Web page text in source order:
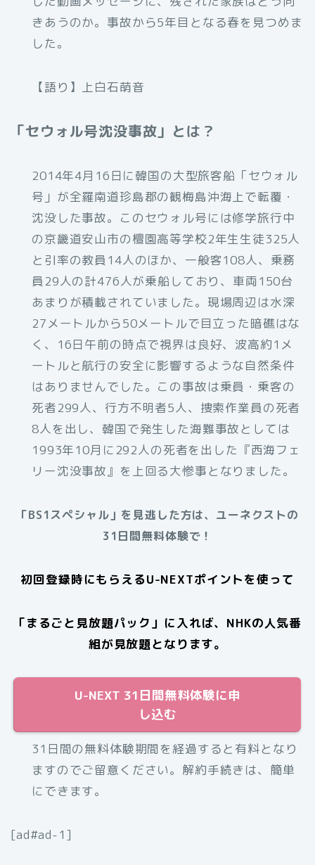
きあうのか。事故から5年目となる春を見つめま
した。
【語り】上白石萌音
「セウォル号沈没事故」とは？
2014年4月16日に韓国の大型旅客船「セウォル
号」が全羅南道珍島郡の観梅島沖海上で転覆・
沈没した事故。このセウォル号には修学旅行中
の京畿道安山市の檀園高等学校2年生生徒325人
と引率の教員14人のほか、一般客108人、乗務
員29人の計476人が乗船しており、車両150台
あまりが積載されていました。現場周辺は水深
27メートルから50メートルで目立った暗礁はな
く、16日午前の時点で視界は良好、波高約1メ
ートルと航行の安全に影響するような自然条件
はありませんでした。この事故は乗員・乗客の
死者299人、行方不明者5人、捜索作業員の死者
8人を出し、韓国で発生した海難事故としては
1993年10月に292人の死者を出した『西海フェ
リー沈没事故』を上回る大惨事となりました。
「BS1スペシャル」を見逃した方は、ユーネクストの
31日間無料体験で！
初回登録時にもらえるU-NEXTポイントを使って
「まるごと見放題パック」に入れば、NHKの人気番
組が見放題となります。
U-NEXT 31日間無料体験に申
し込む
31日間の無料体験期間を経過すると有料となり
ますのでご留意ください。解約手続きは、簡単
にできます。
[ad#ad-1]